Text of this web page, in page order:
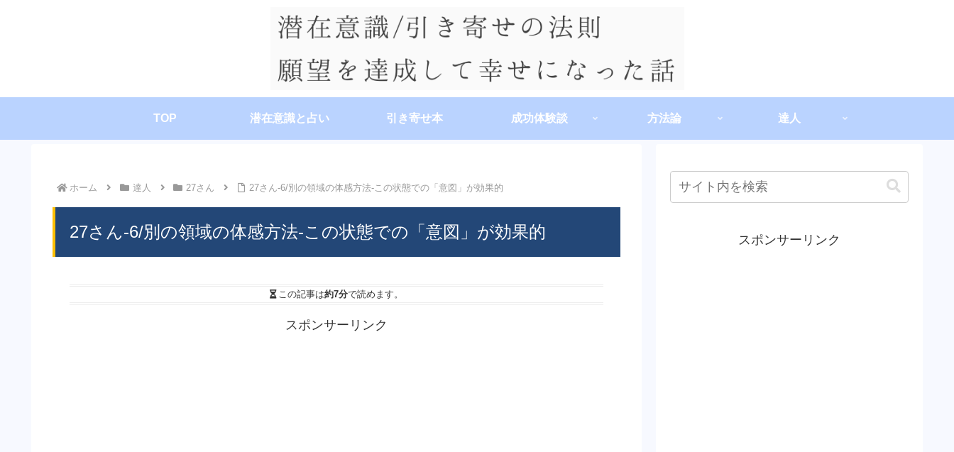
TOP 潜在意識と占い 引き寄せ本 成功体験談 方法論 達人
ホーム 達人 27さん 27さん-6/別の領域の体感方法-この状態での「意図」が効果的
27さん-6/別の領域の体感方法-この状態での「意図」が効果的
この記事は約7分で読めます。
スポンサーリンク
スポンサーリンク